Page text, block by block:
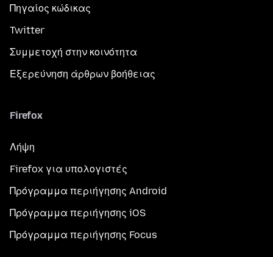
Πηγαίος κώδικας
Twitter
Συμμετοχή στην κοινότητα
Εξερεύνηση άρθρων βοήθειας
Firefox
Λήψη
Firefox για υπολογιστές
Πρόγραμμα περιήγησης Android
Πρόγραμμα περιήγησης iOS
Πρόγραμμα περιήγησης Focus